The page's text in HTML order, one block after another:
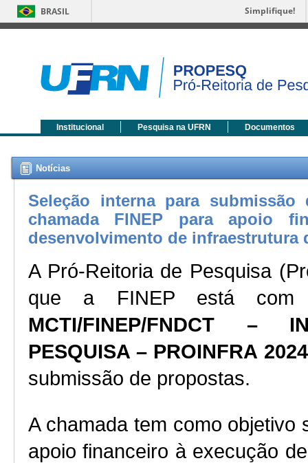
BRASIL Simplifique!
Institucional Pesquisa na UFRN Documentos
Notícias
Seleção interna para
chamada FINEP para apoio
desenvolvimento de infraestrutura
A Pró-Reitoria de Pesquisa
que a FINEP está
MCTI/FINEP/FNDCT –
PESQUISA – PROINFRA
submissão de propostas.
A chamada tem como objetivo
apoio financeiro à execução